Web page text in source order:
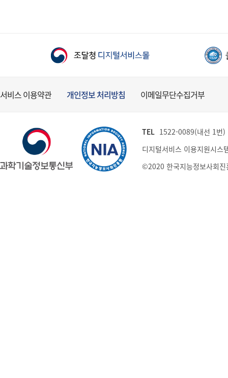
서비스 이용약관 개인정보 처리방침 이메일무단수집거부
TEL 1522-0089(내선 1번
디지털서비스 이용지원시스
©2020 한국지능정보사회진